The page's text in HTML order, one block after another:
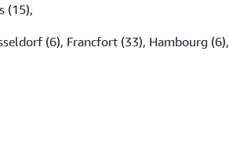
(15),
(6), Francfort (33), Hambourg (6),